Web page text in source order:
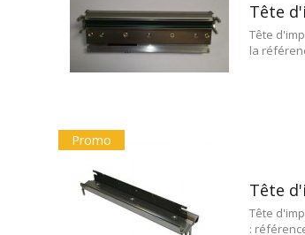
Tête
Tête
la
Promo
Tête
Tête
: